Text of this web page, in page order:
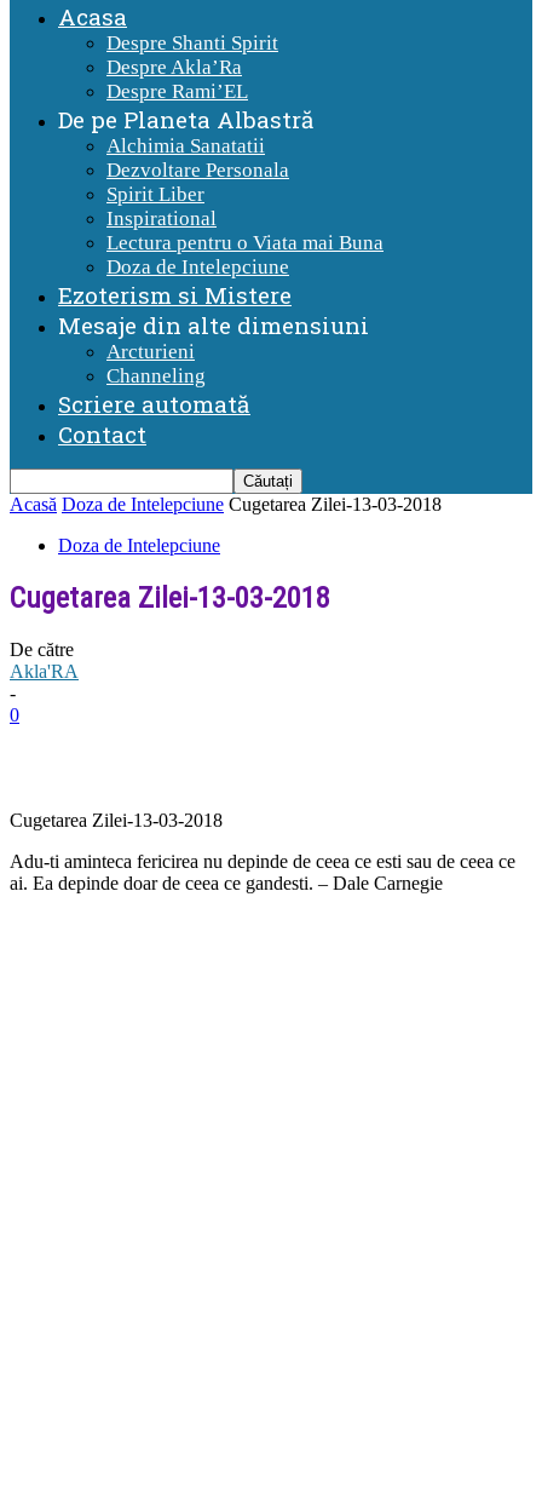
Acasa
Despre Shanti Spirit
Despre Akla’Ra
Despre Rami’EL
De pe Planeta Albastră
Alchimia Sanatatii
Dezvoltare Personala
Spirit Liber
Inspirational
Lectura pentru o Viata mai Buna
Doza de Intelepciune
Ezoterism si Mistere
Mesaje din alte dimensiuni
Arcturieni
Channeling
Scriere automată
Contact
Acasă Doza de Intelepciune Cugetarea Zilei-13-03-2018
Doza de Intelepciune
Cugetarea Zilei-13-03-2018
De către
Akla'RA
-
0
Cugetarea Zilei-13-03-2018
Adu-ti aminteca fericirea nu depinde de ceea ce esti sau de ceea ce
ai. Ea depinde doar de ceea ce gandesti. – Dale Carnegie